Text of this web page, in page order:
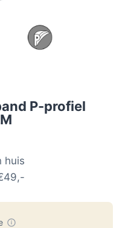
P-profiel
huis